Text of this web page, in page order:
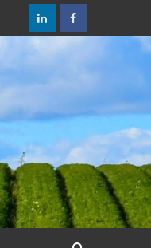
LinkedInFacebook